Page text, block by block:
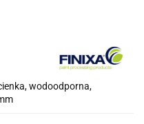
wodoodporna,